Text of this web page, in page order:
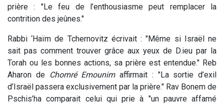
prière : "Le feu de l’enthousiasme peut remplacer la
contrition des jeûnes."
Rabbi ‘Haïm de Tchernovitz écrivait : "Même si Israël ne
sait pas comment trouver grâce aux yeux de D.ieu par la
Torah ou les bonnes actions, sa prière est entendue." Reb
Aharon de Chomré Emounimaffirmait : "La sortie d’exil
d’Israël passera exclusivement par la prière." Rav Bonem de
Pschis’ha comparait celui qui prie à "un pauvre affamé